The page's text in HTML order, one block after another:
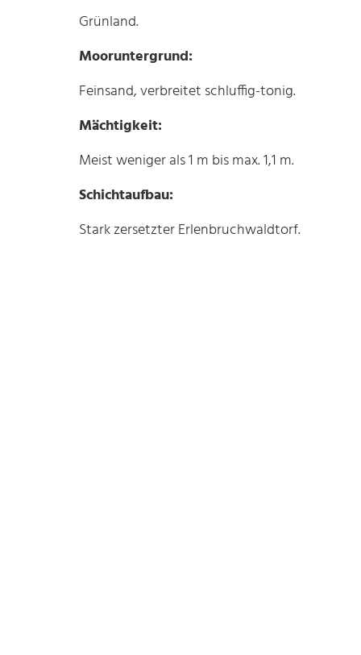
Grünland.
Mooruntergrund:
Feinsand, verbreitet schluffig-tonig.
Mächtigkeit:
Meist weniger als 1 m bis max. 1,1 m.
Schichtaufbau:
Stark zersetzter Erlenbruchwaldtorf.